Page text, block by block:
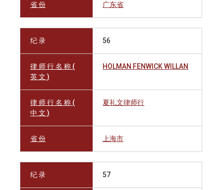
省 份 广东省
纪 录 56
律 师 行 名 称 (
英 文 )
HOLMAN FENWICK WILLAN
律 师 行 名 称 (
中 文 )
夏礼文律师行
省 份 上海市
纪 录 57